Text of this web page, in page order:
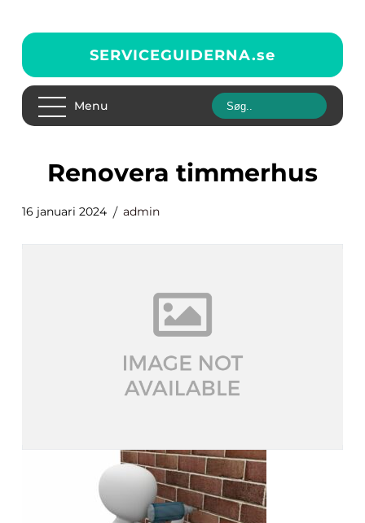
SERVICEGUIDERNA.se
Menu
renovera timmerhus
16 januari 2024 admin